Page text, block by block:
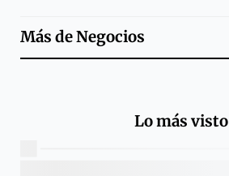
Más deNegocios
Lo más visto